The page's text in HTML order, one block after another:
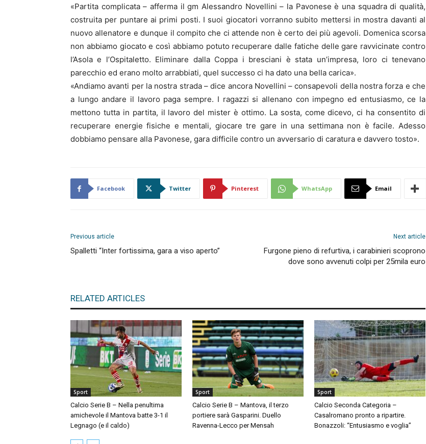
«Partita complicata – afferma il gm Alessandro Novellini – la Pavonese è una squadra di qualità,
costruita per puntare ai primi posti. I suoi giocatori vorranno subito mettersi in mostra davanti al
nuovo allenatore e dunque il compito che ci attende non è certo dei più agevoli. Domenica scorsa
non abbiamo giocato e così abbiamo potuto recuperare dalle fatiche delle gare ravvicinate contro
l’Asola e l’Ospitaletto. Eliminare dalla Coppa i bresciani è stata un’impresa, loro ci tenevano
parecchio ed erano molto arrabbiati, quel successo ci ha dato una bella carica».
«Andiamo avanti per la nostra strada – dice ancora Novellini – consapevoli della nostra forza e che
a lungo andare il lavoro paga sempre. I ragazzi si allenano con impegno ed entusiasmo, ce la
mettono tutta in partita, il lavoro del mister è ottimo. La sosta, come dicevo, ci ha consentito di
recuperare energie fisiche e mentali, giocare tre gare in una settimana non è facile. Adesso
dobbiamo pensare alla Pavonese, gara difficile contro un avversario di caratura e davvero tosto».
Facebook Twitter Pinterest WhatsApp Email
Previous article
Spalletti “Inter fortissima, gara a viso aperto”
Next article
Furgone pieno di refurtiva, i carabinieri scoprono
dove sono avvenuti colpi per 25mila euro
RELATED ARTICLES
Sport
Calcio Serie B – Nella penultima
amichevole il Mantova batte 3-1 il
Legnago (e il caldo)
Sport
Calcio Serie B – Mantova, il terzo
portiere sarà Gasparini. Duello
Ravenna-Lecco per Mensah
Sport
Calcio Seconda Categoria –
Casalromano pronto a ripartire.
Bonazzoli: “Entusiasmo e voglia”